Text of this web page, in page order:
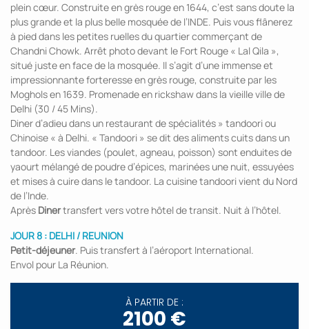
plein cœur. Construite en grès rouge en 1644, c’est sans doute la
plus grande et la plus belle mosquée de l’INDE. Puis vous flânerez
à pied dans les petites ruelles du quartier commerçant de
Chandni Chowk. Arrêt photo devant le Fort Rouge « Lal Qila »,
situé juste en face de la mosquée. Il s’agit d’une immense et
impressionnante forteresse en grès rouge, construite par les
Moghols en 1639. Promenade en rickshaw dans la vieille ville de
Delhi (30 / 45 Mins).
Diner d’adieu dans un restaurant de spécialités » tandoori ou
Chinoise « à Delhi. « Tandoori » se dit des aliments cuits dans un
tandoor. Les viandes (poulet, agneau, poisson) sont enduites de
yaourt mélangé de poudre d’épices, marinées une nuit, essuyées
et mises à cuire dans le tandoor. La cuisine tandoori vient du Nord
de l’Inde.
Après Dinertransfert vers votre hôtel de transit. Nuit à l’hôtel.
JOUR 8 : DELHI / REUNION
Petit-déjeuner. Puis transfert à l’aéroport International.
Envol pour La Réunion.
À PARTIR DE :
2100 €